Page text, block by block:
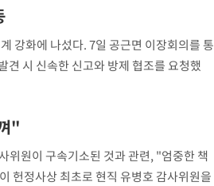
강화에 나섰다. 7일 공근면 이장회의를 통
견 시 신속한 신고와 방제 협조를 요청했
이라고 설명하고 생활권 주변 산림
"
위원이 구속기소된 것과 관련, "엄중한 책
헌정사상 최초로 현직 유병호 감사위원을